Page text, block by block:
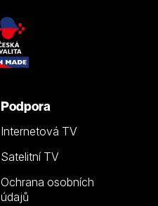
Podpora
Internetová TV
Satelitní TV
Ochrana osobních
údajů